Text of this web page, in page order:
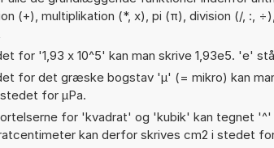
(+), multiplikation (*, x), pi (π), division (/, :,
for '1,93 x 10^5' kan man skrive 1,93e5. 'e'
for det græske bogstav 'µ' (= mikro) kan
for µPa.
for 'kvadrat' og 'kubik' kan tegnet
kan derfor skrives cm2 i stedet